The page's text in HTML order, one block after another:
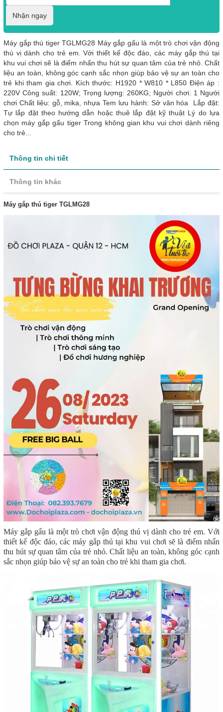
Nhận ngay
Máy gắp thú tiger TGLMG28 Máy gắp gấu là một trò chơi vận động
thú vị dành cho trẻ em. Với thiết kế độc đáo, các máy gắp thú tại
khu vui chơi sẽ là điểm nhấn thu hút sự quan tâm của trẻ nhỏ. Chất
liệu an toàn, không góc cạnh sắc nhọn giúp bảo vệ sự an toàn cho
trẻ khi tham gia chơi. Kích thước: H1920 * W810 * L850 Điện áp :
220V Công suất: 120W; Trọng lượng: 260KG; Người chơi: 1 Người
chơi Chất liệu: gỗ, mika, nhựa Tem lưu hành: Sở văn hóa Lắp đặt:
Tự lắp đặt theo hướng dẫn hoặc thuê lắp đặt kỹ thuật Lý do lựa
chọn máy gắp gấu tiger Trong không gian khu vui chơi dành riêng
cho trẻ...
Thông tin chi tiết
Thông tin khác
Máy gắp thú tiger TGLMG28
Máy gắp gấu là một trò chơi vận động thú vị dành cho trẻ em. Với
thiết kế độc đáo, các máy gắp thú tại khu vui chơi sẽ là điểm nhấn
thu hút sự quan tâm của trẻ nhỏ. Chất liệu an toàn, không góc cạnh
sắc nhọn giúp bảo vệ sự an toàn cho trẻ khi tham gia chơi.